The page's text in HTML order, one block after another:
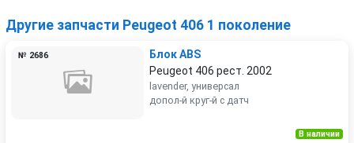
Другие запчасти Peugeot 406 1 поколение
№ 2686
Блок ABS
Peugeot 406 рест. 2002
lavender, универсал
допол-й круг-й с датч
В наличии